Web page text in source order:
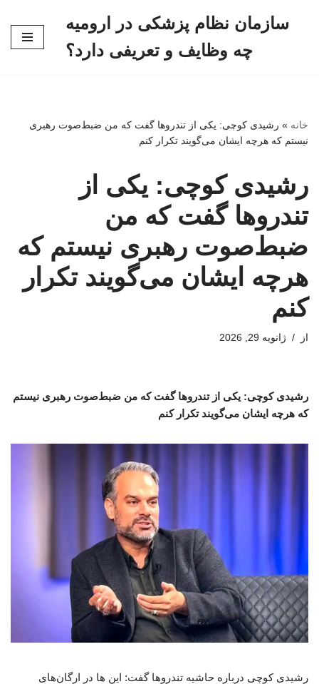
سازمان نظام پزشکی در ارومیه
چه وظایف و تعریفی دارد؟
خانه » رشیدی کوچی: یکی از تندروها گفت که من ضبط‌صوت رهبری
نیستم که هرچه ایشان می‌گویند تکرار کنم
رشیدی کوچی: یکی از
تندروها گفت که من
ضبط‌صوت رهبری نیستم که
هرچه ایشان می‌گویند تکرار
کنم
از ژانویه 29, 2026
رشیدی کوچی: یکی از تندروها گفت که من ضبط‌صوت رهبری نیستم
که هرچه ایشان می‌گویند تکرار کنم
رشیدی کوچی درباره حاشیه تندروها گفت: این ها در ارگان‌های